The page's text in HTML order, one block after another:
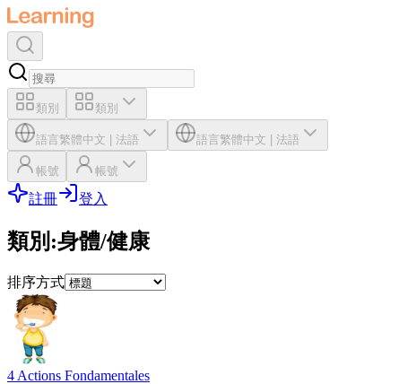
類別 類別
語言繁體中文 法語 語言繁體中文 法語
帳號 帳號
註冊 登入
類別 :身體/健康
排序方式
4 Actions Fondamentales